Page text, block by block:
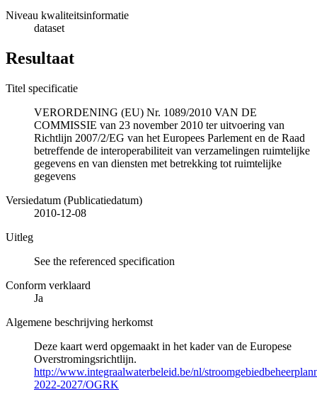
Niveau kwaliteitsinformatie
dataset
Resultaat
Titel specificatie
VERORDENING (EU) Nr. 1089/2010 VAN DE
COMMISSIE van 23 november 2010 ter uitvoering van
Richtlijn 2007/2/EG van het Europees Parlement en de Raad
betreffende de interoperabiliteit van verzamelingen ruimtelijke
gegevens en van diensten met betrekking tot ruimtelijke
gegevens
Versiedatum (Publicatiedatum)
2010-12-08
Uitleg
See the referenced specification
Conform verklaard
Ja
Algemene beschrijving herkomst
Deze kaart werd opgemaakt in het kader van de Europese
Overstromingsrichtlijn.
http://www.integraalwaterbeleid.be/nl/
2022-2027/OGRK